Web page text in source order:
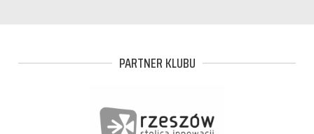
PARTNER KLUBU